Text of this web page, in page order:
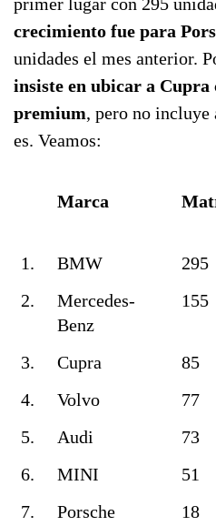
crecimiento fue para
unidades el mes anterior.
insiste en ubicar a Cupra
premium, pero no
es. Veamos:
Marca
1.
BMW 295
2.
Mercedes-
Benz
155
3. Cupra 85
4.
Volvo 77
5.
Audi 73
6.
MINI 51
7.
Porsche 18